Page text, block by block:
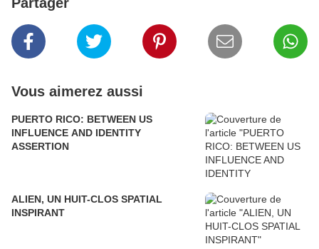
Vous aimerez aussi
PUERTO RICO: BETWEEN US
INFLUENCE AND IDENTITY
ASSERTION
ALIEN, UN HUIT-CLOS SPATIAL
INSPIRANT